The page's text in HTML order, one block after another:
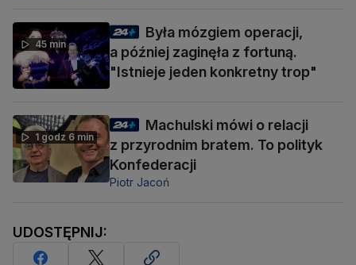
45 min
Była mózgiem operacji,
a później zaginęła z fortuną.
"Istnieje jeden konkretny trop"
1 godz 6 min
Machulski mówi o relacji
z przyrodnim bratem. To polityk
Konfederacji
Piotr Jacoń
UDOSTĘPNIJ: